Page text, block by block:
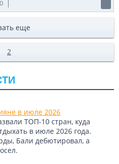
0
еще
2
в июле 2026
ТОП-10 стран, куда
в июле 2026 года.
Бали дебютировал, а